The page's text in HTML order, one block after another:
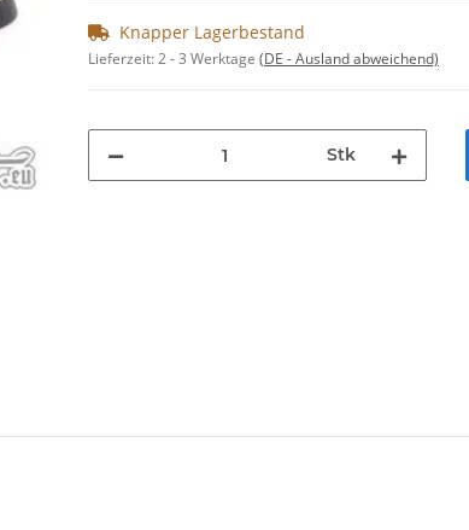
Knapper Lagerbestand
Lieferzeit:2 - 3 Werktage (DE - Ausland abweichend)
Stk